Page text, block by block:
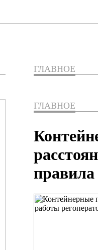
ГЛАВНОЕ
ГЛАВНОЕ
правила